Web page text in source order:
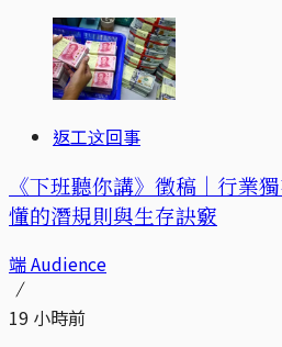
返工这回事
《下班聽你講》徵稿｜行業
懂的潛規則與生存訣竅
端 Audience
19 小時前